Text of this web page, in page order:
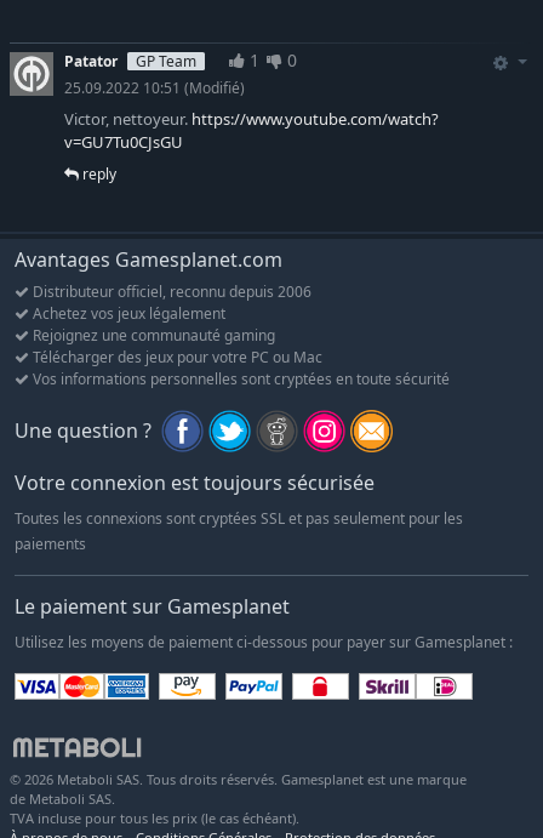
Patator GP Team 1 0
25.09.2022 10:51 (Modifié)
Victor, nettoyeur. https://www.youtube.com/watch?
v=GU7Tu0CJsGU
reply
Avantages Gamesplanet.com
Distributeur officiel, reconnu depuis 2006
Achetez vos jeux légalement
Rejoignez une communauté gaming
Télécharger des jeux pour votre PC ou Mac
Vos informations personnelles sont cryptées en toute sécurité
Une question ?
Votre connexion est toujours sécurisée
Toutes les connexions sont cryptées SSL et pas seulement pour les
paiements
Le paiement sur Gamesplanet
Utilisez les moyens de paiement ci-dessous pour payer sur Gamesplanet :
© 2026 Metaboli SAS. Tous droits réservés. Gamesplanet est une marque
de Metaboli SAS.
TVA incluse pour tous les prix (le cas échéant).